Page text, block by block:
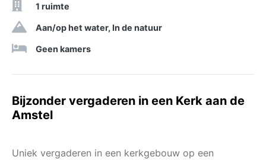
1 ruimte
Aan/op het water, In de natuur
Geen kamers
Bijzonder vergaderen in een Kerk aan de
Amstel
Uniek vergaderen in een kerkgebouw op een